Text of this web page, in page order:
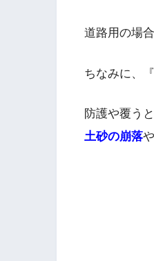
道路用の場
ちなみに、
防護や覆う
土砂の崩落